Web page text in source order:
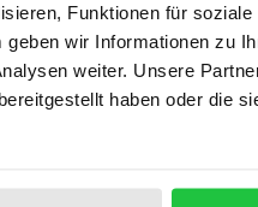
Funktionen für
wir Informationen zu
weiter. Unsere
haben oder die